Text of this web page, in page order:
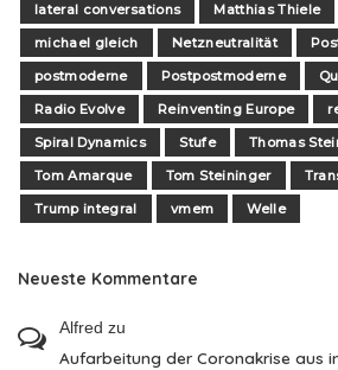
lateral conversations
Matthias Thiele
michael gleich
Netzneutralität
postmoderne
Postpostmoderne
Radio Evolve
Reinventing Europe
Spiral Dynamics
Stufe
Thomas
Tom Amarque
Tom Steininger
Trump integral
vmem Welle
Neueste Kommentare
Alfred zu
Aufarbeitung der Coronakrise aus